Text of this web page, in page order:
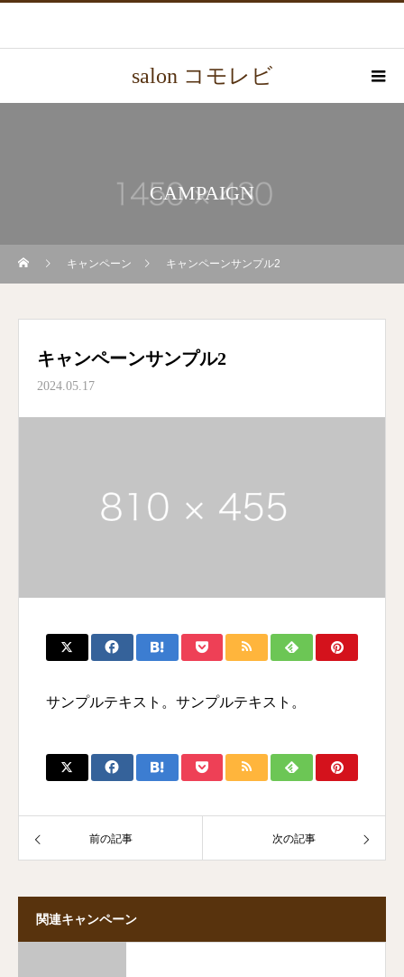
salon コモレビ
CAMPAIGN
キャンペーン キャンペーンサンプル2
キャンペーンサンプル2
2024.05.17
サンプルテキスト。サンプルテキスト。
前の記事 次の記事
関連キャンペーン